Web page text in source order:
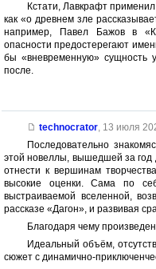
Кстати, Лавкрафт
как «о древнем зле
например, Павел Бажов в
опасности предостерегают
бы «вневременную» сущность
после.
technocrator, 13 июля
Последовательно
этой новеллы, вышедшей за год
отнести к вершинам
высокие оценки. Сама по
выстраиваемой вселенной,
рассказе «Дагон», и развивая
Благодаря чему
Идеальный объём,
сюжет с динамично-